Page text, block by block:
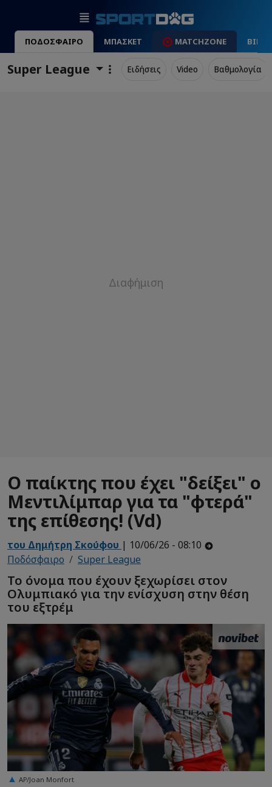
ΠΟΔΟΣΦΑΙΡΟ ΜΠΑΣΚΕΤ MATCHZONE
Super League Ειδήσεις Video Βαθμολογία
Ο παίκτης που έχει "δείξει" ο
Μεντιλίμπαρ για τα "φτερά"
της επίθεσης! (Vd)
του Δημήτρη Σκούφου | 10/06/26 - 08:10
Ποδόσφαιρο
Super League
Το όνομα που έχουν ξεχωρίσει στον
Ολυμπιακό για την ενίσχυση στην θέση
του εξτρέμ
AP/Joan Monfort